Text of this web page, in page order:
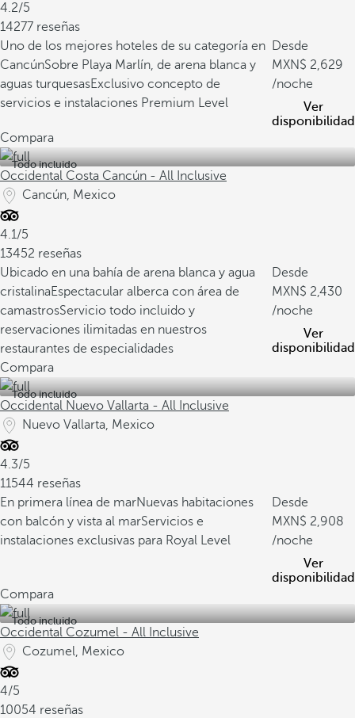
4.2/5
14277 reseñas
Uno de los mejores hoteles de su categoría en
CancúnSobre Playa Marlín, de arena blanca y
aguas turquesasExclusivo concepto de
servicios e instalaciones Premium Level
Desde
2,629
/noche
Ver
disponibilidad
Compara
Todo incluido
Occidental Costa Cancún - All Inclusive
Cancún, Mexico
4.1/5
13452 reseñas
Ubicado en una bahía de arena blanca y agua
cristalinaEspectacular alberca con área de
camastrosServicio todo incluido y
reservaciones ilimitadas en nuestros
restaurantes de especialidades
Desde
2,430
/noche
Ver
disponibilidad
Compara
Todo incluido
Occidental Nuevo Vallarta - All Inclusive
Nuevo Vallarta, Mexico
4.3/5
11544 reseñas
En primera línea de marNuevas habitaciones
con balcón y vista al marServicios e
instalaciones exclusivas para Royal Level
Desde
2,908
/noche
Ver
disponibilidad
Compara
Todo incluido
Occidental Cozumel - All Inclusive
Cozumel, Mexico
4/5
10054 reseñas